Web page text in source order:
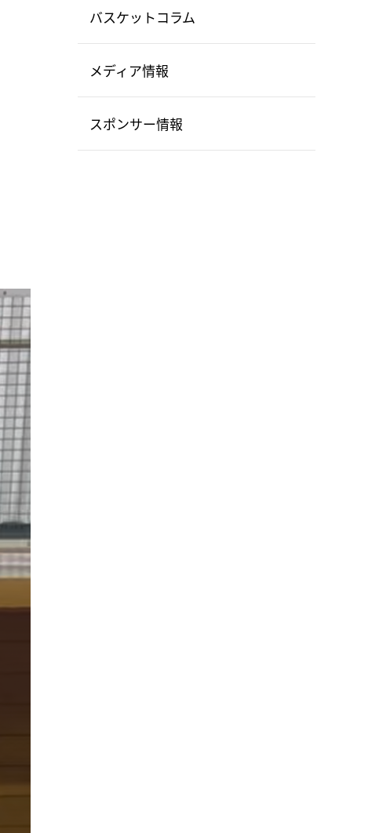
バスケットコラム
メディア情報
スポンサー情報